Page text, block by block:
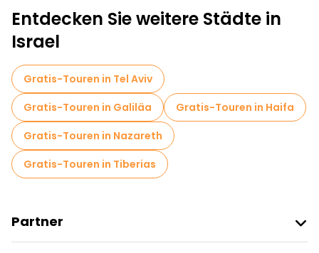
Selbstgeführte Touren in Jerusalem
Kostenlose Altstadtbesichtigung in Jerusalem
Fahrradtouren in Jerusalem
Kostenlose Führungen in der Nähe Western Wall
Kostenlose Führungen in der Nähe Church of the Holy Sepulchre
Kostenlose Führungen in der Nähe Jaffa Gate
Entdecken Sie weitere Städte in
Israel
Gratis-Touren in Tel Aviv
Gratis-Touren in Galiläa
Gratis-Touren in Haifa
Gratis-Touren in Nazareth
Gratis-Touren in Tiberias
Partner